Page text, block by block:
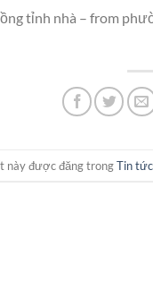
tỉnh nhà – from
này được đăng trongTin tức